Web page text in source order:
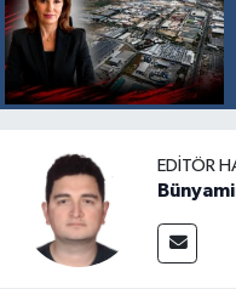
EDITÖR